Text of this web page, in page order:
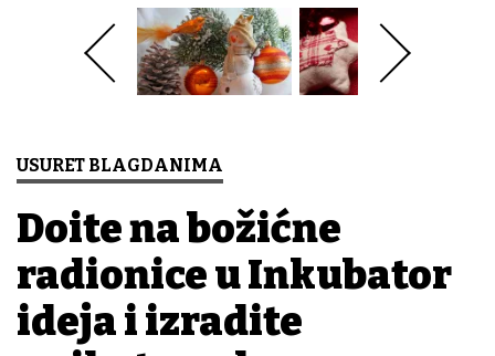
USURET BLAGDANIMA
Dođite na božićne
radionice u Inkubator
ideja i izradite